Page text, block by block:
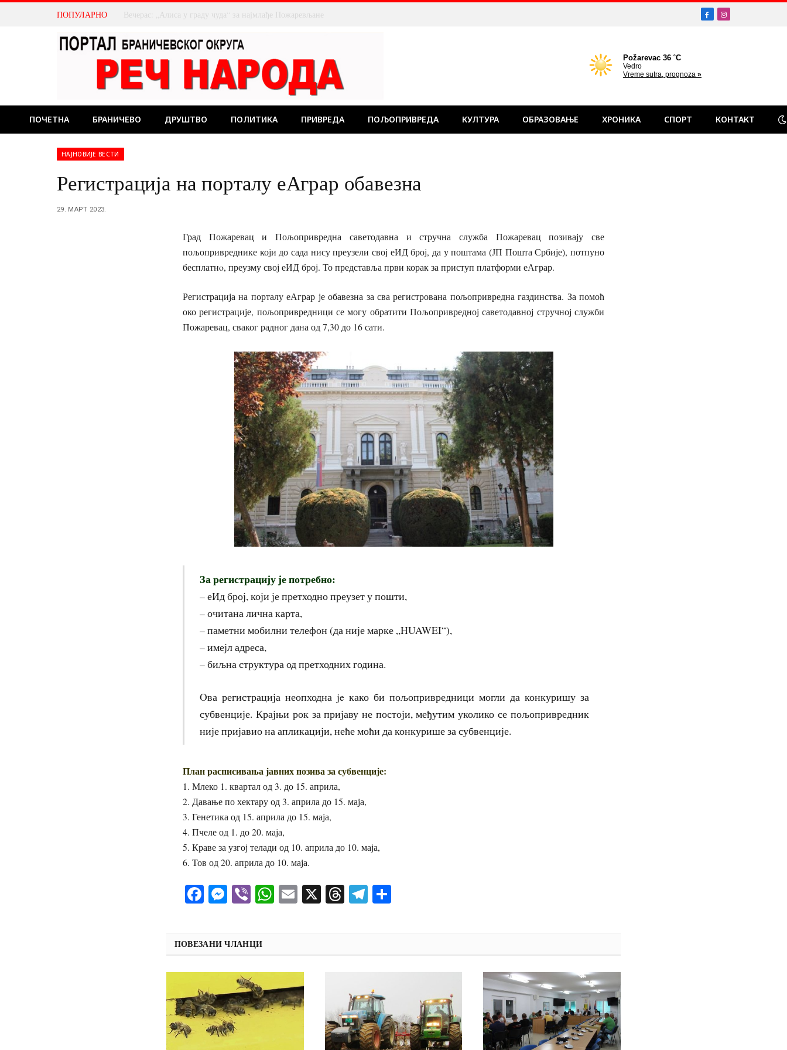
ПОПУЛАРНО Како да пријавите стање водомера? FacebookInstagram
ПОЧЕТНА БРАНИЧЕВО ДРУШТВО ПОЛИТИКА ПРИВРЕДА ПОЉОПРИВРЕДА КУЛТУРА ОБРАЗОВАЊЕ ХРОНИКА СПОРТ КОНТАКТ
НАЈНОВИЈЕ ВЕСТИ
Регистрација на порталу еАграр обавезна
29. МАРТ 2023.
Град Пожаревац и Пољопривредна саветодавна и стручна служба Пожаревац позивају све
пољопривреднике који до сада нису преузели свој еИД број, да у поштама (ЈП Пошта Србије), потпуно
бесплатнo, преузму свој еИД број. То представља први корак за приступ платформи еАграр.
Регистрација на порталу еАграр је обавезна за сва регистрована пољопривредна газдинства. За помоћ
око регистрације, пољопривредници се могу обратити Пољопривредној саветодавној стручној служби
Пожаревац, сваког радног дана од 7,30 до 16 сати.
За регистрацију је потребно:
– еИд број, који је претходно преузет у пошти,
– очитана лична карта,
– паметни мобилни телефон (да није марке „HUAWEI“),
– имејл адреса,
– биљна структура од претходних година.
Oва регистрација неопходна je како би пољопривредници могли да конкуришу за
субвенције. Крајњи рок за пријаву не постоји, међутим уколико се пољопривредник
није пријавио на апликацији, неће моћи да конкурише за субвенције.
План расписивања јавних позива за субвенције:
1. Млеко 1. квартал од 3. до 15. априла,
2. Давање по хектару од 3. априла до 15. маја,
3. Генетика од 15. априла до 15. маја,
4. Пчеле од 1. до 20. маја,
5. Краве за узгој телади од 10. априла до 10. маја,
6. Тов од 20. априла до 10. маја.
Facebook
Messenger
ViberWhatsApp
Email
X ThreadsTelegram
ПОВЕЗАНИ ЧЛАНЦИ